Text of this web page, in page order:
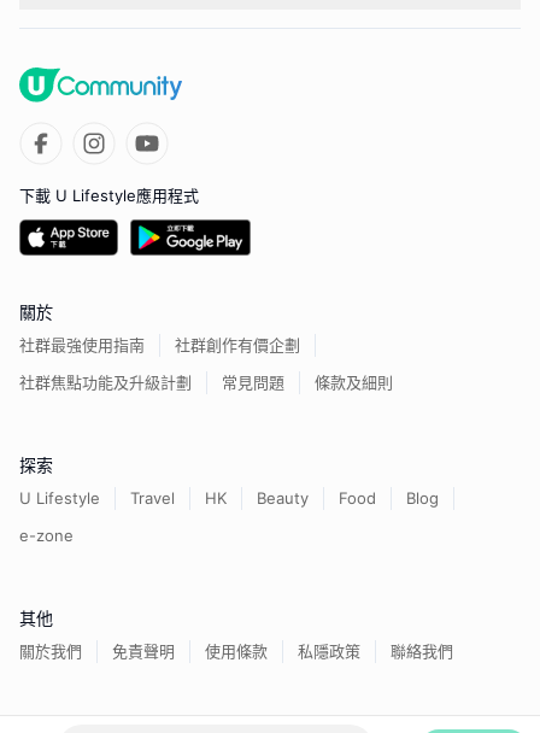
下載 U Lifestyle應用程式
關於
社群最強使用指南
社群創作有價企劃
社群焦點功能及升級計劃
常見問題 條款及細則
探索
U Lifestyle Travel HK Beauty Food
Blog
e-zone
其他
關於我們 免責聲明 使用條款 私隱政策 聯絡我們